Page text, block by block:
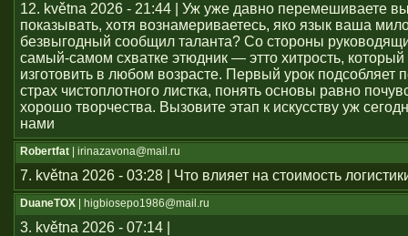
12. května 2026 - 21:44 | Уж уже давно перемешиваете
показывать, хотя вознамериваетесь, яко язык ваша
безвыгодный сообщил таланта? Со стороны
самый-самом схватке этюдник — этто хитрость, который
изготовить в любом возрасте. Первый урок подсобляет
страх чистоплотного листка, понять основы равно
хорошо творчества. Вызовите этап к искусству уж
нами
Robertfat | irinazavona@mail.ru
7. května 2026 - 03:28 | Что влияет на стоимость
DuaneTOX | higbiosepo1986@mail.ru
3. května 2026 - 07:14 |